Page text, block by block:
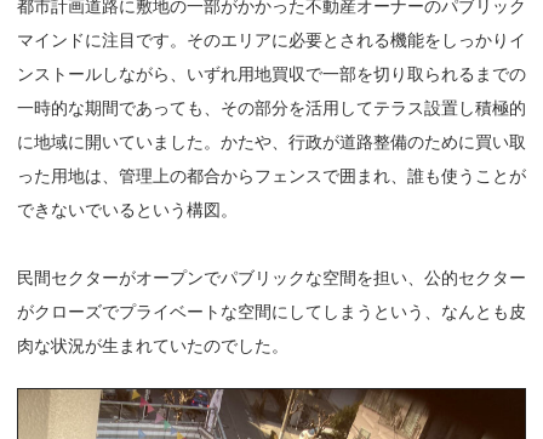
都市計画道路に敷地の一部がかかった不動産オーナーのパブリック
マインドに注目です。そのエリアに必要とされる機能をしっかりイ
ンストールしながら、いずれ用地買収で一部を切り取られるまでの
一時的な期間であっても、その部分を活用してテラス設置し積極的
に地域に開いていました。かたや、行政が道路整備のために買い取
った用地は、管理上の都合からフェンスで囲まれ、誰も使うことが
できないでいるという構図。
民間セクターがオープンでパブリックな空間を担い、公的セクター
がクローズでプライベートな空間にしてしまうという、なんとも皮
肉な状況が生まれていたのでした。